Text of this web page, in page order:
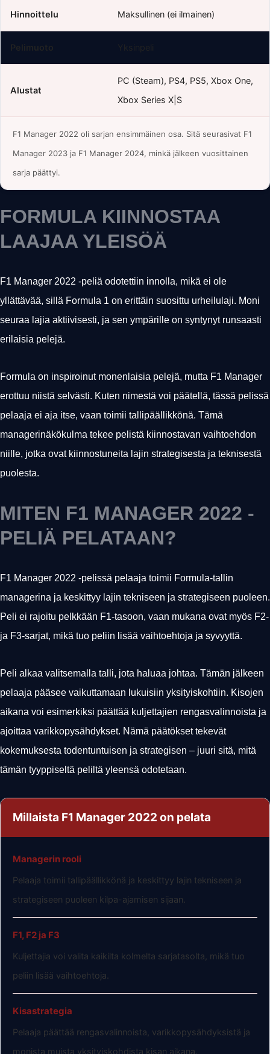
Hinnoittelu Maksullinen (ei ilmainen)
Pelimuoto Yksinpeli
Alustat
PC (Steam), PS4, PS5, Xbox One,
Xbox Series X|S
F1 Manager 2022 oli sarjan ensimmäinen osa. Sitä seurasivat F1
Manager 2023 ja F1 Manager 2024, minkä jälkeen vuosittainen
sarja päättyi.
FORMULA KIINNOSTAA
LAAJAA YLEISÖÄ
F1 Manager 2022 -peliä odotettiin innolla, mikä ei ole
yllättävää, sillä Formula 1 on erittäin suosittu urheilulaji. Moni
seuraa lajia aktiivisesti, ja sen ympärille on syntynyt runsaasti
erilaisia pelejä.
Formula on inspiroinut monenlaisia pelejä, mutta F1 Manager
erottuu niistä selvästi. Kuten nimestä voi päätellä, tässä pelissä
pelaaja ei aja itse, vaan toimii tallipäällikkönä. Tämä
managerinäkökulma tekee pelistä kiinnostavan vaihtoehdon
niille, jotka ovat kiinnostuneita lajin strategisesta ja teknisestä
puolesta.
MITEN F1 MANAGER 2022 -
PELIÄ PELATAAN?
F1 Manager 2022 -pelissä pelaaja toimii Formula-tallin
managerina ja keskittyy lajin tekniseen ja strategiseen puoleen.
Peli ei rajoitu pelkkään F1-tasoon, vaan mukana ovat myös F2-
ja F3-sarjat, mikä tuo peliin lisää vaihtoehtoja ja syvyyttä.
Peli alkaa valitsemalla talli, jota haluaa johtaa. Tämän jälkeen
pelaaja pääsee vaikuttamaan lukuisiin yksityiskohtiin. Kisojen
aikana voi esimerkiksi päättää kuljettajien rengasvalinnoista ja
ajoittaa varikkopysähdykset. Nämä päätökset tekevät
kokemuksesta todentuntuisen ja strategisen – juuri sitä, mitä
tämän tyyppiseltä peliltä yleensä odotetaan.
Millaista F1 Manager 2022 on pelata
Managerin rooli
Pelaaja toimii tallipäällikkönä ja keskittyy lajin tekniseen ja
strategiseen puoleen kilpa-ajamisen sijaan.
F1, F2 ja F3
Kuljettajia voi valita kaikilta kolmelta sarjatasolta, mikä tuo
peliin lisää vaihtoehtoja.
Kisastrategia
Pelaaja päättää rengasvalinnoista, varikkopysähdyksistä ja
monista muista yksityiskohdista kisan aikana.